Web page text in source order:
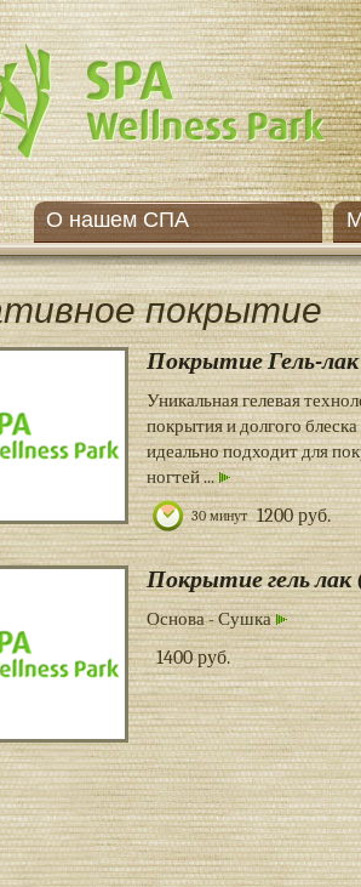
О нашем СПА
покрытие
Покрытие Гель-лак
Уникальная гелевая
покрытия и долгого
идеально подходит для
ногтей ...
30 минут 1200 руб.
Покрытие гель
Основа - Сушка
1400 руб.